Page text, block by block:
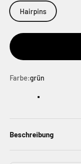
Hairpins
Farbe:grün
Beschreibung